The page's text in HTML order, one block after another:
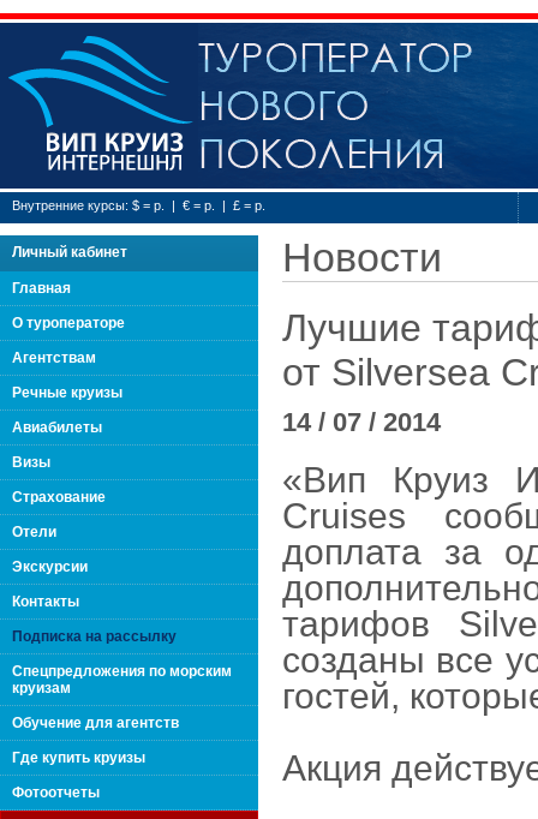
Туроператор нового
поколения "Вип Круиз
Внутренние курсы: $ = р. | € = р. | £ = р.
Личный кабинет
Главная
О туроператоре
Агентствам
Речные круизы
Авиабилеты
Визы
Страхование
Отели
Экскурсии
Контакты
Подписка на рассылку
Спецпредложения по морским
круизам
Обучение для агентств
Где купить круизы
Фотоотчеты
Новости
Лучшие
от Silversea
14 / 07 / 2014
«Вип Круиз
Cruises
доплата за
тарифов
созданы все
гостей,
Акция